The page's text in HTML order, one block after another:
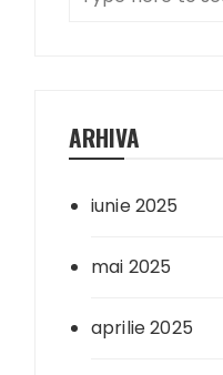
ARHIVA
iunie 2025
mai 2025
aprilie 2025